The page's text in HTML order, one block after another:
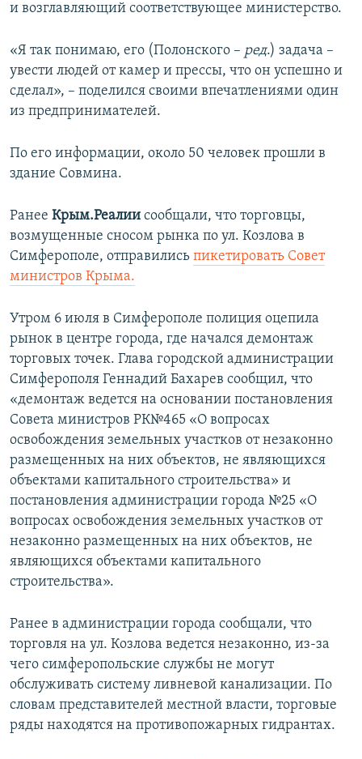
и возглавляющий соответствующее министерство.
«Я так понимаю, его (Полонского – ред.) задача –
увести людей от камер и прессы, что он успешно и
сделал», – поделился своими впечатлениями один
из предпринимателей.
По его информации, около 50 человек прошли в
здание Совмина.
Ранее Крым.Реалии сообщали, что торговцы,
возмущенные сносом рынка по ул. Козлова в
Симферополе, отправились пикетировать Совет
министров Крыма.
Утром 6 июля в Симферополе полиция оцепила
рынок в центре города, где начался демонтаж
торговых точек. Глава городской администрации
Симферополя Геннадий Бахарев сообщил, что
«демонтаж ведется на основании постановления
Совета министров РК№465 «О вопросах
освобождения земельных участков от незаконно
размещенных на них объектов, не являющихся
объектами капитального строительства» и
постановления администрации города №25 «О
вопросах освобождения земельных участков от
незаконно размещенных на них объектов, не
являющихся объектами капитального
строительства».
Ранее в администрации города сообщали, что
торговля на ул. Козлова ведется незаконно, из-за
чего симферопольские службы не могут
обслуживать систему ливневой канализации. По
словам представителей местной власти, торговые
ряды находятся на противопожарных гидрантах.